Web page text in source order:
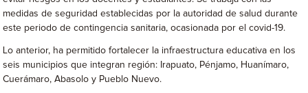
medidas de seguridad establecidas por la autoridad de salud durante
este periodo de contingencia sanitaria, ocasionada por el covid-19.
Lo anterior, ha permitido fortalecer la infraestructura educativa en los
seis municipios que integran región: Irapuato, Pénjamo, Huanímaro,
Cuerámaro, Abasolo y Pueblo Nuevo.